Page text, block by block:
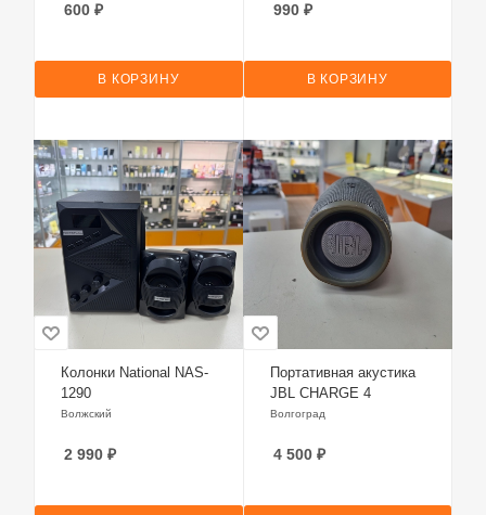
600 ₽
В КОРЗИНУ
990₽
В КОРЗИНУ
Колонки National NAS-
1290
Волжский
2 990 ₽
Портативная акустика
JBL CHARGE 4
Волгоград
4 500₽